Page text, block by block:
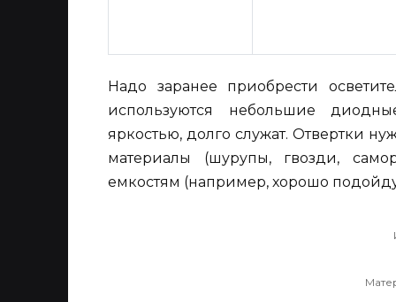
Надо заранее приобрести
используются небольшие
яркостью, долго служат. Отвертки
материалы (шурупы, гвозди,
емкостям (например, хорошо